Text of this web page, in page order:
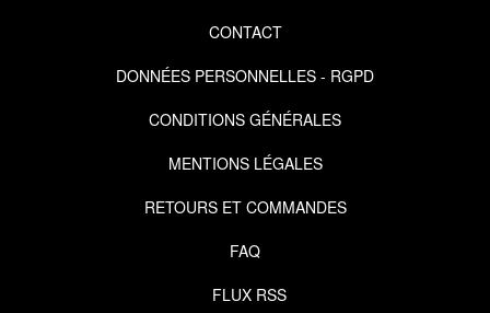
CONTACT
DONNÉES PERSONNELLES - RGPD
CONDITIONS GÉNÉRALES
MENTIONS LÉGALES
RETOURS ET COMMANDES
FAQ
FLUX RSS